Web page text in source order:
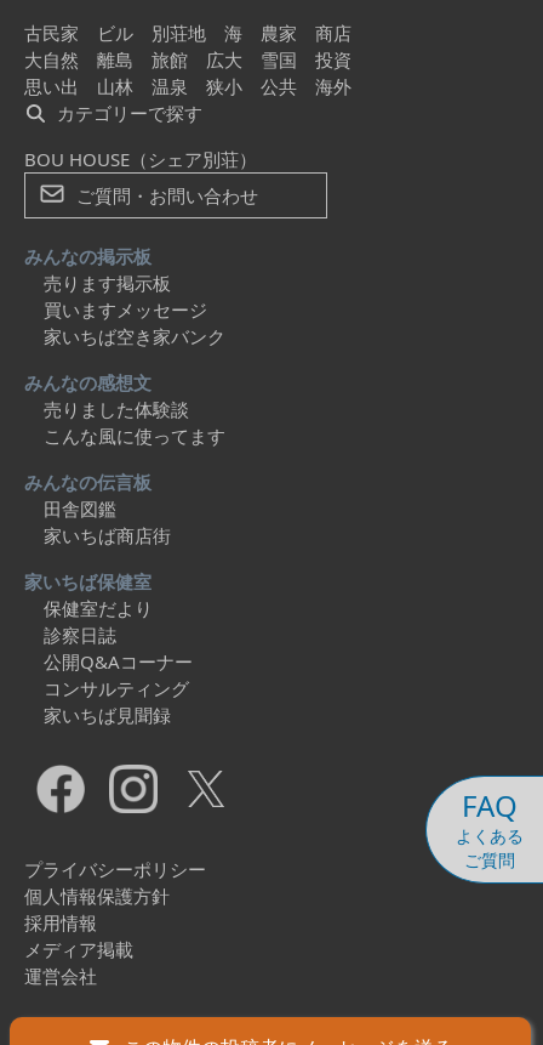
FAQ
よくある
ご質問
古民家
ビル 別荘地 海 農家
商店
大自然
離島 旅館 広大 雪国
投資
思い出
山林 温泉 狭小 公共
海外
カテゴリーで探す
BOU HOUSE（シェア別荘）
ご質問・お問い合わせ
みんなの掲示板
売ります掲示板
買いますメッセージ
家いちば空き家バンク
みんなの感想文
売りました体験談
こんな風に使ってます
みんなの伝言板
田舎図鑑
家いちば商店街
家いちば保健室
保健室だより
診察日誌
公開Q&Aコーナー
コンサルティング
家いちば見聞録
プライバシーポリシー
個人情報保護方針
採用情報
メディア掲載
運営会社
Copyright © 2026 Ieichiba Co., Ltd. All Rights Reserved.